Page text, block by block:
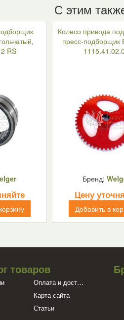
1121.41.04.05,
0922.96.27.00
С этим
RS
Колесо привода
пресс-подборщик
Бренд:
Цену
Добавить в
товаров
Оплата и доставка
Карта сайта
Статьи